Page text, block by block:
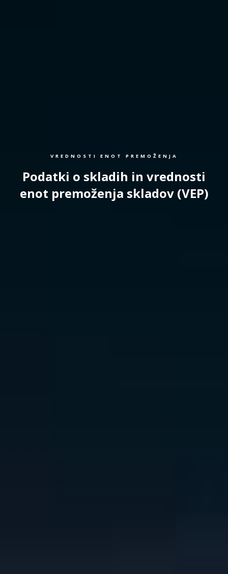
VREDNOSTI ENOT PREMOŽENJA
Podatki o skladih in vrednosti
enot premoženja skladov (VEP)